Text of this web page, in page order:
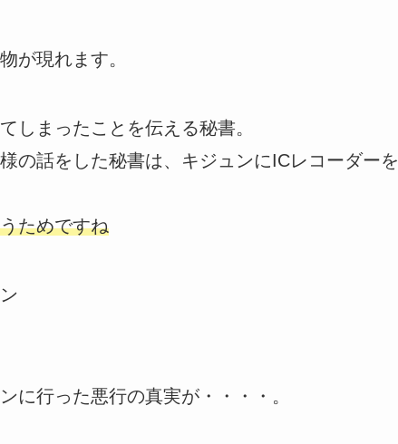
が現れます。
しまったことを伝える秘書。
の話をした秘書は、キジュンにICレコーダーを
ためですね
に行った悪行の真実が・・・・。